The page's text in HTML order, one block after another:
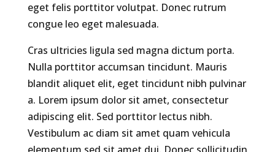
eget felis porttitor volutpat. Donec rutrum
congue leo eget malesuada.
Cras ultricies ligula sed magna dictum porta.
Nulla porttitor accumsan tincidunt. Mauris
blandit aliquet elit, eget tincidunt nibh pulvinar
a. Lorem ipsum dolor sit amet, consectetur
adipiscing elit. Sed porttitor lectus nibh.
Vestibulum ac diam sit amet quam vehicula